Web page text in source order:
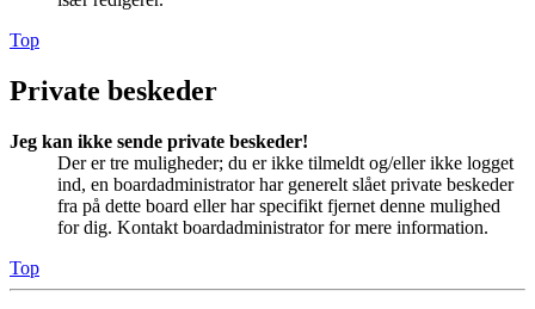
Top
Private beskeder
Jeg kan ikke sende private beskeder!
Der er tre muligheder; du er ikke tilmeldt og/eller ikke logget
ind, en boardadministrator har generelt slået private beskeder
fra på dette board eller har specifikt fjernet denne mulighed
for dig. Kontakt boardadministrator for mere information.
Top